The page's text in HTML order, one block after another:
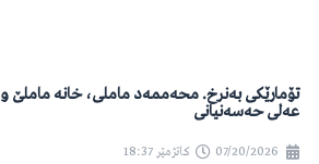
تۆمارێکی بەنرخ. محەممەد ماملی، خانە ماملێ و
عەلی حەسەنیانی
07/20/2026 کاتژمێر 18:37